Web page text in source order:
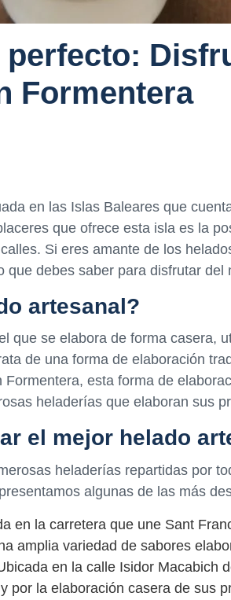
Formentera
en las Islas Baleares que
que ofrece esta isla es la
Si eres amante de los
que debes saber para disfrutar del
artesanal?
que se elabora de forma casera,
de una forma de elaboración
Formentera, esta forma de
heladerías que elaboran sus
el mejor helado
heladerías repartidas por
algunas de las más
en la carretera que une Sant
amplia variedad de sabores
en la calle Isidor Macabich
por la elaboración casera de sus